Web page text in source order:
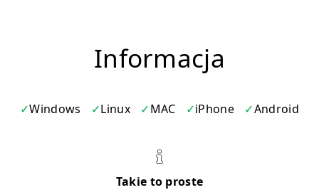
Informacja
Windows Linux MAC iPhone Android
Takie to proste